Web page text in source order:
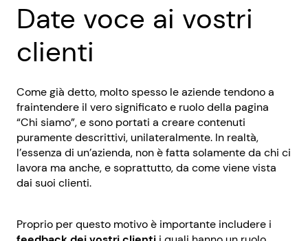
Date voce ai vostri
clienti
Come già detto, molto spesso le aziende tendono a
fraintendere il vero significato e ruolo della pagina
“Chi siamo”, e sono portati a creare contenuti
puramente descrittivi, unilateralmente. In realtà,
l’essenza di un’azienda, non è fatta solamente da chi ci
lavora ma anche, e soprattutto, da come viene vista
dai suoi clienti.
Proprio per questo motivo è importante includere i